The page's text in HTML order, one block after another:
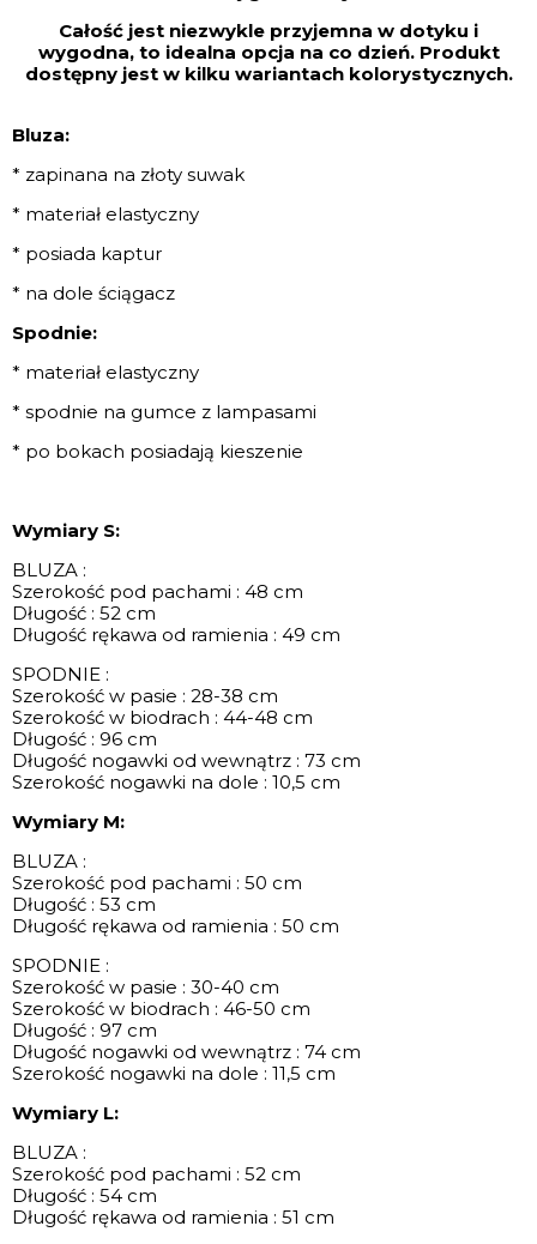
Całość jest niezwykle przyjemna w dotyku i
wygodna, to idealna opcja na co dzień. Produkt
dostępny jest w kilku wariantach kolorystycznych.
Bluza:
* zapinana na złoty suwak
* materiał elastyczny
* posiada kaptur
* na dole ściągacz
Spodnie:
* materiał elastyczny
* spodnie na gumce z lampasami
* po bokach posiadają kieszenie
Wymiary S:
BLUZA :
Szerokość pod pachami : 48 cm
Długość : 52 cm
Długość rękawa od ramienia : 49 cm
SPODNIE :
Szerokość w pasie : 28-38 cm
Szerokość w biodrach : 44-48 cm
Długość : 96 cm
Długość nogawki od wewnątrz : 73 cm
Szerokość nogawki na dole : 10,5 cm
Wymiary M:
BLUZA :
Szerokość pod pachami : 50 cm
Długość : 53 cm
Długość rękawa od ramienia : 50 cm
SPODNIE :
Szerokość w pasie : 30-40 cm
Szerokość w biodrach : 46-50 cm
Długość : 97 cm
Długość nogawki od wewnątrz : 74 cm
Szerokość nogawki na dole : 11,5 cm
Wymiary L:
BLUZA :
Szerokość pod pachami : 52 cm
Długość : 54 cm
Długość rękawa od ramienia : 51 cm